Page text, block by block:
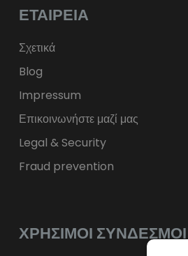
ft HUF
zł PLN
ΕΤΑΙΡΕΊΑ
Σχετικά
Blog
Impressum
Επικοινωνήστε μαζί μας
Legal & Security
Fraud prevention
ΧΡΉΣΙΜΟΙ ΣΎΝΔΕΣΜΟΙ